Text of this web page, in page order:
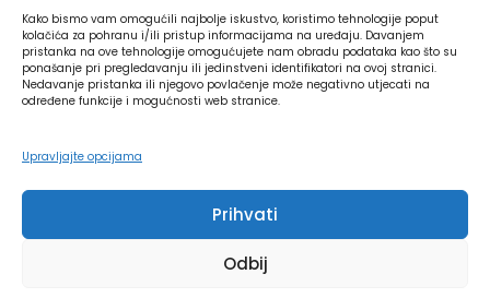
Kako bismo vam omogućili najbolje iskustvo, koristimo tehnologije poput
kolačića za pohranu i/ili pristup informacijama na uređaju. Davanjem
pristanka na ove tehnologije omogućujete nam obradu podataka kao što su
ponašanje pri pregledavanju ili jedinstveni identifikatori na ovoj stranici.
Nedavanje pristanka ili njegovo povlačenje može negativno utjecati na
određene funkcije i mogućnosti web stranice.
Upravljajte opcijama
Prihvati
Odbij
Sigurno plaćanje
karticama
Dostava
Načini plaćanja
Raskid ugovora
AJAX alarmi
HIKVISION portafoni
REOLINK kamere
DVC portafoni
2025 - Automatizacija i sigurnost